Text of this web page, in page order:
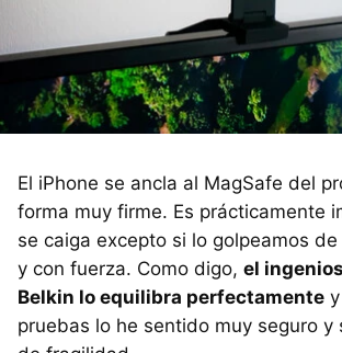
El iPhone se ancla al MagSafe del
forma muy firme. Es prácticamente
se caiga excepto si lo golpeamos
y con fuerza. Como digo, el
Belkin lo equilibra perfectamente
pruebas lo he sentido muy seguro y